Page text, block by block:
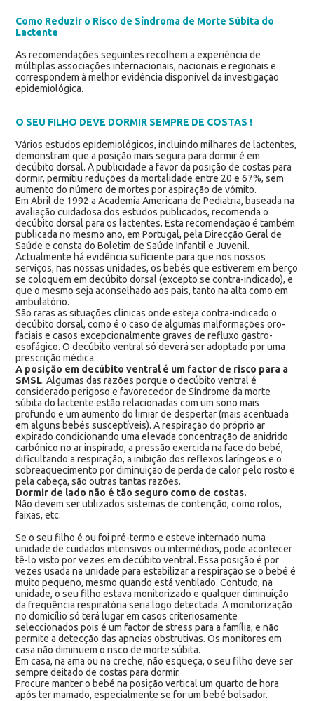
Como Reduzir o Risco de Síndroma de Morte Súbita do
Lactente
As recomendações seguintes recolhem a experiência de
múltiplas associações internacionais, nacionais e regionais e
correspondem à melhor evidência disponível da investigação
epidemiológica.
O SEU FILHO DEVE DORMIR SEMPRE DE COSTAS !
Vários estudos epidemiológicos, incluindo milhares de lactentes,
demonstram que a posição mais segura para dormir é em
decúbito dorsal. A publicidade a favor da posição de costas para
dormir, permitiu reduções da mortalidade entre 20 e 67%, sem
aumento do número de mortes por aspiração de vómito.
Em Abril de 1992 a Academia Americana de Pediatria, baseada na
avaliação cuidadosa dos estudos publicados, recomenda o
decúbito dorsal para os lactentes. Esta recomendação é também
publicada no mesmo ano, em Portugal, pela Direcção Geral de
Saúde e consta do Boletim de Saúde Infantil e Juvenil.
Actualmente há evidência suficiente para que nos nossos
serviços, nas nossas unidades, os bebés que estiverem em berço
se coloquem em decúbito dorsal (excepto se contra-indicado), e
que o mesmo seja aconselhado aos pais, tanto na alta como em
ambulatório.
São raras as situações clínicas onde esteja contra-indicado o
decúbito dorsal, como é o caso de algumas malformações oro-
faciais e casos excepcionalmente graves de refluxo gastro-
esofágico. O decúbito ventral só deverá ser adoptado por uma
prescrição médica.
A posição em decúbito ventral é um factor de risco para a
SMSL. Algumas das razões porque o decúbito ventral é
considerado perigoso e favorecedor de Síndrome da morte
súbita do lactente estão relacionadas com um sono mais
profundo e um aumento do limiar de despertar (mais acentuada
em alguns bebés susceptíveis). A respiração do próprio ar
expirado condicionando uma elevada concentração de anidrido
carbónico no ar inspirado, a pressão exercida na face do bebé,
dificultando a respiração, a inibição dos reflexos laríngeos e o
sobreaquecimento por diminuição de perda de calor pelo rosto e
pela cabeça, são outras tantas razões.
Dormir de lado não é tão seguro como de costas.
Não devem ser utilizados sistemas de contenção, como rolos,
faixas, etc.
Se o seu filho é ou foi pré-termo e esteve internado numa
unidade de cuidados intensivos ou intermédios, pode acontecer
tê-lo visto por vezes em decúbito ventral. Essa posição é por
vezes usada na unidade para estabilizar a respiração se o bebé é
muito pequeno, mesmo quando está ventilado. Contudo, na
unidade, o seu filho estava monitorizado e qualquer diminuição
da frequência respiratória seria logo detectada. A monitorização
no domicílio só terá lugar em casos criteriosamente
seleccionados pois é um factor de stress para a família, e não
permite a detecção das apneias obstrutivas. Os monitores em
casa não diminuem o risco de morte súbita.
Em casa, na ama ou na creche, não esqueça, o seu filho deve ser
sempre deitado de costas para dormir.
Procure manter o bebé na posição vertical um quarto de hora
após ter mamado, especialmente se for um bebé bolsador.